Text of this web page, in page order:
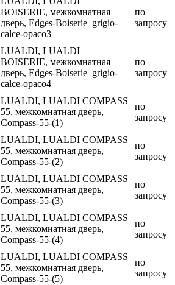
BOISERIE, межкомнатная
дверь, Edges-Boiserie_grigio-
calce-opaco3
по
запросу
LUALDI, LUALDI
BOISERIE, межкомнатная
дверь, Edges-Boiserie_grigio-
calce-opaco4
по
запросу
LUALDI, LUALDI COMPASS
55, межкомнатная дверь,
Compass-55-(1)
по
запросу
LUALDI, LUALDI COMPASS
55, межкомнатная дверь,
Compass-55-(2)
по
запросу
LUALDI, LUALDI COMPASS
55, межкомнатная дверь,
Compass-55-(3)
по
запросу
LUALDI, LUALDI COMPASS
55, межкомнатная дверь,
Compass-55-(4)
по
запросу
LUALDI, LUALDI COMPASS
55, межкомнатная дверь,
Compass-55-(5)
по
запросу